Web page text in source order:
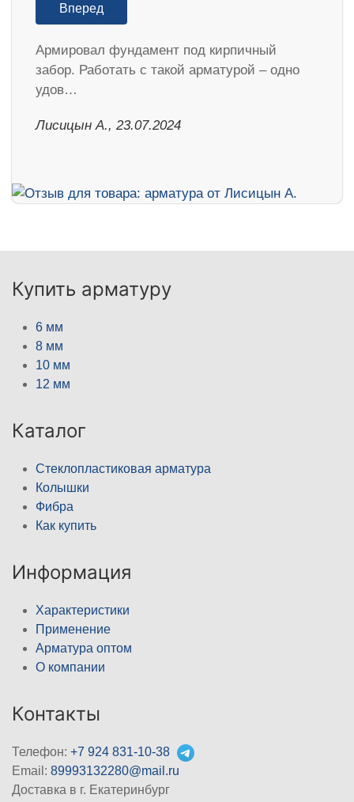
Вперед
Армировал фундамент под кирпичный
забор. Работать с такой арматурой – одно
удов…
Лисицын А., 23.07.2024
Купить арматуру
6 мм
8 мм
10 мм
12 мм
Каталог
Стеклопластиковая арматура
Колышки
Фибра
Как купить
Информация
Характеристики
Применение
Арматура оптом
О компании
Контакты
Телефон: +7 924 831-10-38
Email: 89993132280@mail.ru
Доставка в г. Екатеринбург